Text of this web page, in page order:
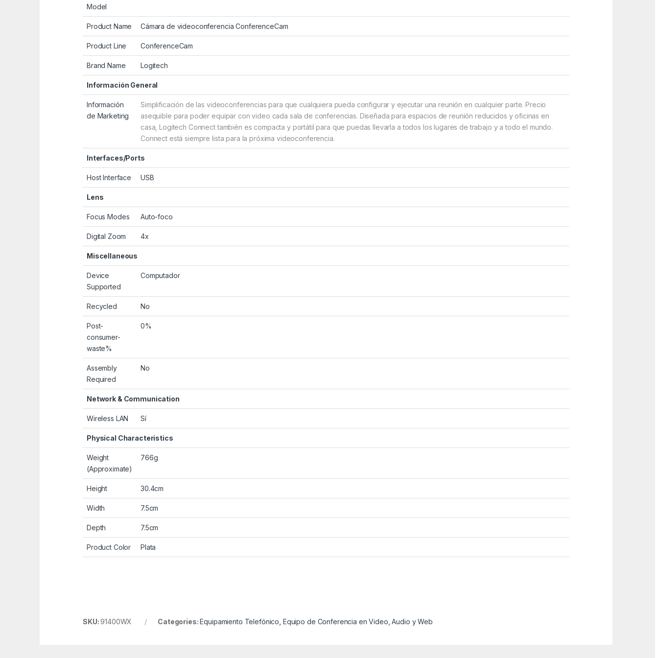
Model
Product Name Cámara de videoconferencia ConferenceCam
Product Line ConferenceCam
Brand Name Logitech
Información General
Información
de Marketing
Simplificación de las videoconferencias para que cualquiera pueda configurar y ejecutar una reunión en cualquier parte. Precio
asequible para poder equipar con video cada sala de conferencias. Diseñada para espacios de reunión reducidos y oficinas en
casa, Logitech Connect también es compacta y portátil para que puedas llevarla a todos los lugares de trabajo y a todo el mundo.
Connect está siempre lista para la próxima videoconferencia.
Interfaces/Ports
Host Interface USB
Lens
Focus Modes Auto-foco
Digital Zoom 4x
Miscellaneous
Device
Supported
Computador
Recycled No
Post-
consumer-
waste%
0%
Assembly
Required
No
Network & Communication
Wireless LAN Sí
Physical Characteristics
Weight
(Approximate)
766g
Height 30.4cm
Width 7.5cm
Depth 7.5cm
Product Color Plata
SKU:91400WX Categories:Equipamiento Telefónico Equipo de Conferencia en Video, Audio y Web